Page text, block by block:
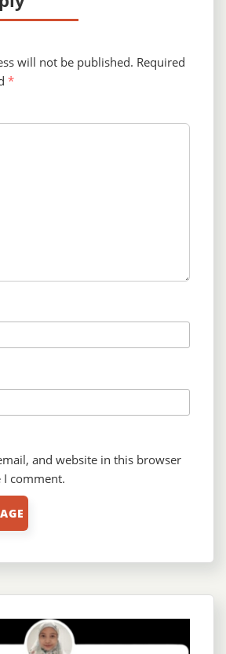
will not be published. Required
*
and website in this browser
comment.